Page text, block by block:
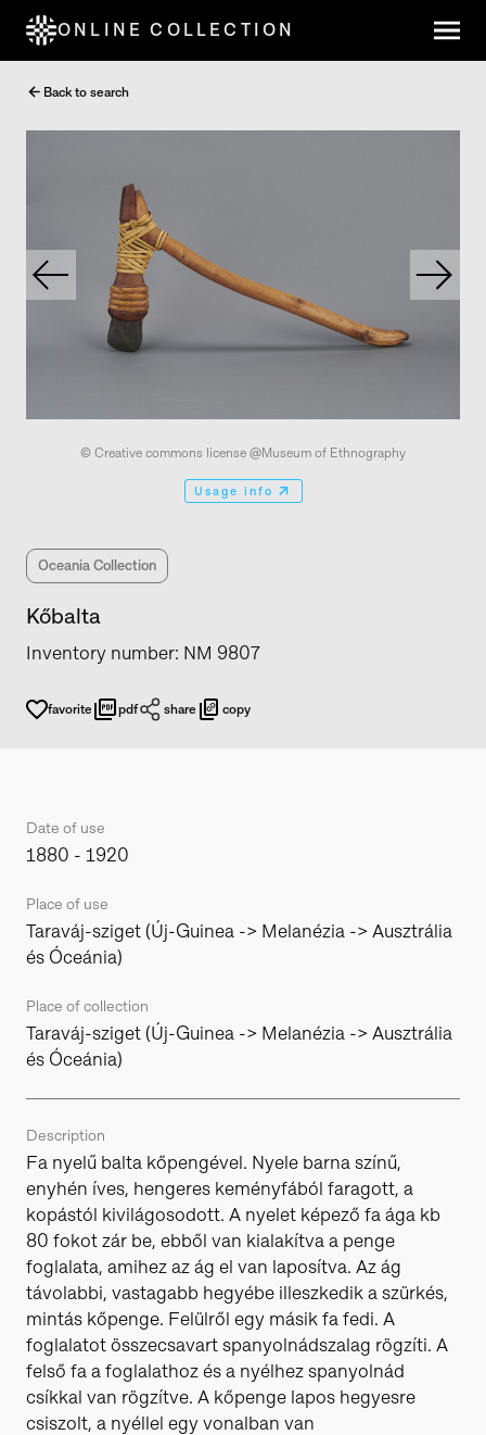
ONLINE COLLECTION
Back to search
© Creative commons license @Museum of Ethnography
Usage info
Oceania Collection
Kőbalta
Inventory number: NM 9807
favorite pdf share copy
Date of use
1880 - 1920
Place of use
Taraváj-sziget (Új-Guinea -> Melanézia -> Ausztrália
és Óceánia)
Place of collection
Taraváj-sziget (Új-Guinea -> Melanézia -> Ausztrália
és Óceánia)
Description
Fa nyelű balta kőpengével. Nyele barna színű,
enyhén íves, hengeres keményfából faragott, a
kopástól kivilágosodott. A nyelet képező fa ága kb
80 fokot zár be, ebből van kialakítva a penge
foglalata, amihez az ág el van laposítva. Az ág
távolabbi, vastagabb hegyébe illeszkedik a szürkés,
mintás kőpenge. Felülről egy másik fa fedi. A
foglalatot összecsavart spanyolnádszalag rögzíti. A
felső fa a foglalathoz és a nyélhez spanyolnád
csíkkal van rögzítve. A kőpenge lapos hegyesre
csiszolt, a nyéllel egy vonalban van